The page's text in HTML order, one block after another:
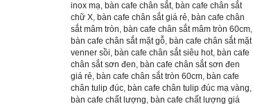
inox mạ, bàn cafe chân sắt, bàn cafe chân sắt
chữ X, bàn cafe chân sắt giá rẻ, bàn cafe chân
sắt mâm tròn, bàn cafe chân sắt mâm tròn 60cm,
bàn cafe chân sắt mặt gỗ, bàn cafe chân sắt mặt
venner sồi, bàn cafe chân sắt siêu hot, bàn cafe
chân sắt sơn đen, bàn cafe chân sắt sơn đen
giá rẻ, bàn cafe chân sắt tròn 60cm, bàn cafe
chân tulip đúc, bàn cafe chân tulip đúc mạ vàng,
bàn cafe chất lượng, bàn cafe chất lượng giá